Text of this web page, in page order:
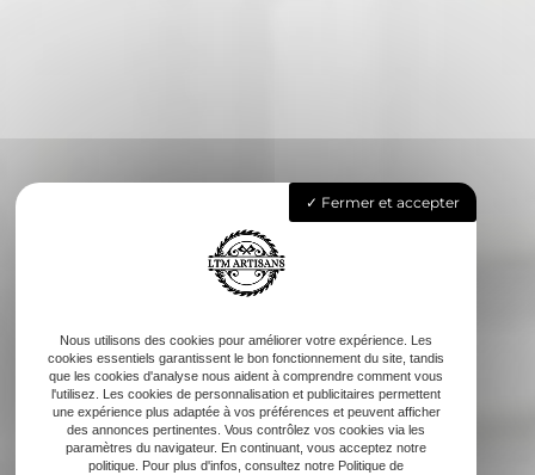
Fermer et accepter
Nous utilisons des cookies pour améliorer votre expérience. Les
cookies essentiels garantissent le bon fonctionnement du site, tandis
que les cookies d'analyse nous aident à comprendre comment vous
l'utilisez. Les cookies de personnalisation et publicitaires permettent
une expérience plus adaptée à vos préférences et peuvent afficher
des annonces pertinentes. Vous contrôlez vos cookies via les
paramètres du navigateur. En continuant, vous acceptez notre
politique. Pour plus d'infos, consultez notre Politique de